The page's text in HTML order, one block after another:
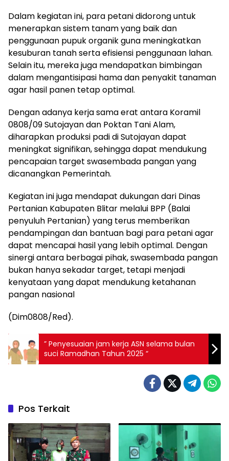
Dalam kegiatan ini, para petani didorong untuk
menerapkan sistem tanam yang baik dan
penggunaan pupuk organik guna meningkatkan
kesuburan tanah serta efisiensi penggunaan lahan.
Selain itu, mereka juga mendapatkan bimbingan
dalam mengantisipasi hama dan penyakit tanaman
agar hasil panen tetap optimal.
Dengan adanya kerja sama erat antara Koramil
0808/09 Sutojayan dan Poktan Tani Alam,
diharapkan produksi padi di Sutojayan dapat
meningkat signifikan, sehingga dapat mendukung
pencapaian target swasembada pangan yang
dicanangkan Pemerintah.
Kegiatan ini juga mendapat dukungan dari Dinas
Pertanian Kabupaten Blitar melalui BPP (Balai
penyuluh Pertanian) yang terus memberikan
pendampingan dan bantuan bagi para petani agar
dapat mencapai hasil yang lebih optimal. Dengan
sinergi antara berbagai pihak, swasembada pangan
bukan hanya sekadar target, tetapi menjadi
kenyataan yang dapat mendukung ketahanan
pangan nasional
(Dim0808/Red).
” Penyesuaian jam kerja ASN selama bulan
suci Ramadhan Tahun 2025 “
Pos Terkait